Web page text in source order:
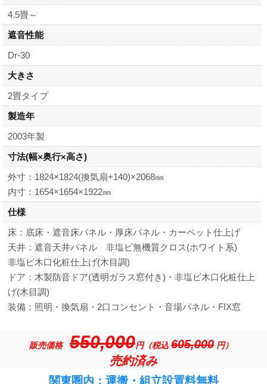
4.5畳～
遮音性能
Dr-30
大きさ
2畳タイプ
製造年
2003年製
寸法(幅×奥行×高さ)
外寸：1824×1824(換気扇+140)×2068㎜
内寸：1654×1654×1922㎜
仕様
床：底床・遮音床パネル・厚床パネル・カーペット仕上げ
天井：遮音天井パネル 非塩ビ無機質クロス(ホワイト系)
非塩ビ木口化粧仕上げ(木目調)
ドア：木製防音ドア(透明ガラス窓付き)・非塩ビ木口化粧仕上
げ(木目調)
装備：照明・換気扇・2口コンセント・音場パネル・FIX窓
販売価格 550,000円（税込 605,000 円）
売約済み
関東圏内：運搬・組立設置料無料